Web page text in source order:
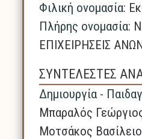
Φιλική ονομασία:
Πλήρης ονομασία:
ΕΠΙΧΕΙΡΗΣΕΙΣ
ΣΥΝΤΕΛΕΣΤΕΣ
Δημιουργία -
Μπαραλός
Μοτσάκος